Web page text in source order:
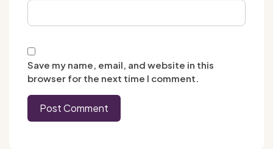
Save my name, email, and website in this
browser for the next time I comment.